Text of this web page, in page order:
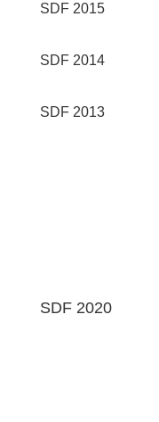
SDF 2015
SDF 2014
SDF 2013
SDF 2020